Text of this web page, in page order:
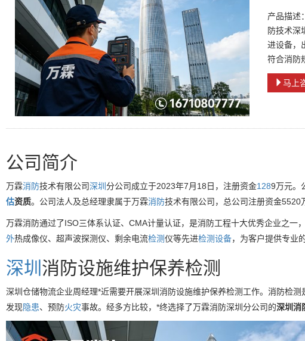
产品描述
防技术深
进设备，
符合消防
马上
公司简介
万霖消防技术有限公司深圳 分公司成立于2023年7月18日，注册资金1289万元。
估资质。公司法人及总经理隶属于万霖消防技术有限公司，总公司注册资金5520
万霖消防通过了ISO三体系认证、CMA计量认证，是消防工程十大优秀企业之一
外热成像仪、超声波探测仪、剩余电流检测仪等先进检测设备，为客户提供专业
深圳 消防设施维护保养检测
深圳仓储物流企业周经理*近需要开展深圳消防设施维护保养检测工作。消防检测
发现隐患、预防火灾事故。经多方比较，*终选择了万霖消防深圳分公司的深圳消